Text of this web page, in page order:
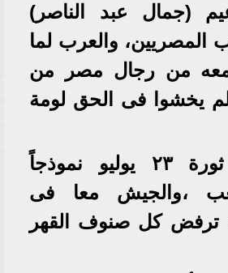
(جمال عبد الناصر)
المصريين، والعرب لما
من رجال مصر من
يخشوا فى الحق لومة
نعم كانت ثورة ٢٣ يوليو نموذجاً
،والجيش معا فى
ترفض كل صنوف القهر